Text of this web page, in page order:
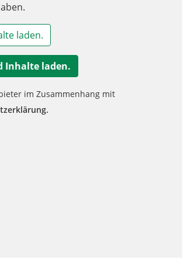
laden.
Inhalte laden.
im Zusammenhang mit